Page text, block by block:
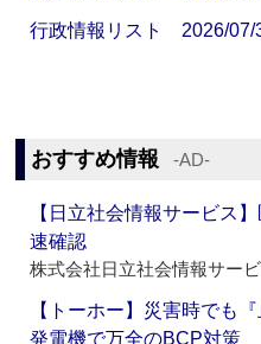
行政情報リスト 2026/07/
おすすめ情報 ‐AD‐
【日立社会情報サービス
速確認
株式会社日立社会情報サー
【トーホー】災害時でも
発電機で万全のBCP対策